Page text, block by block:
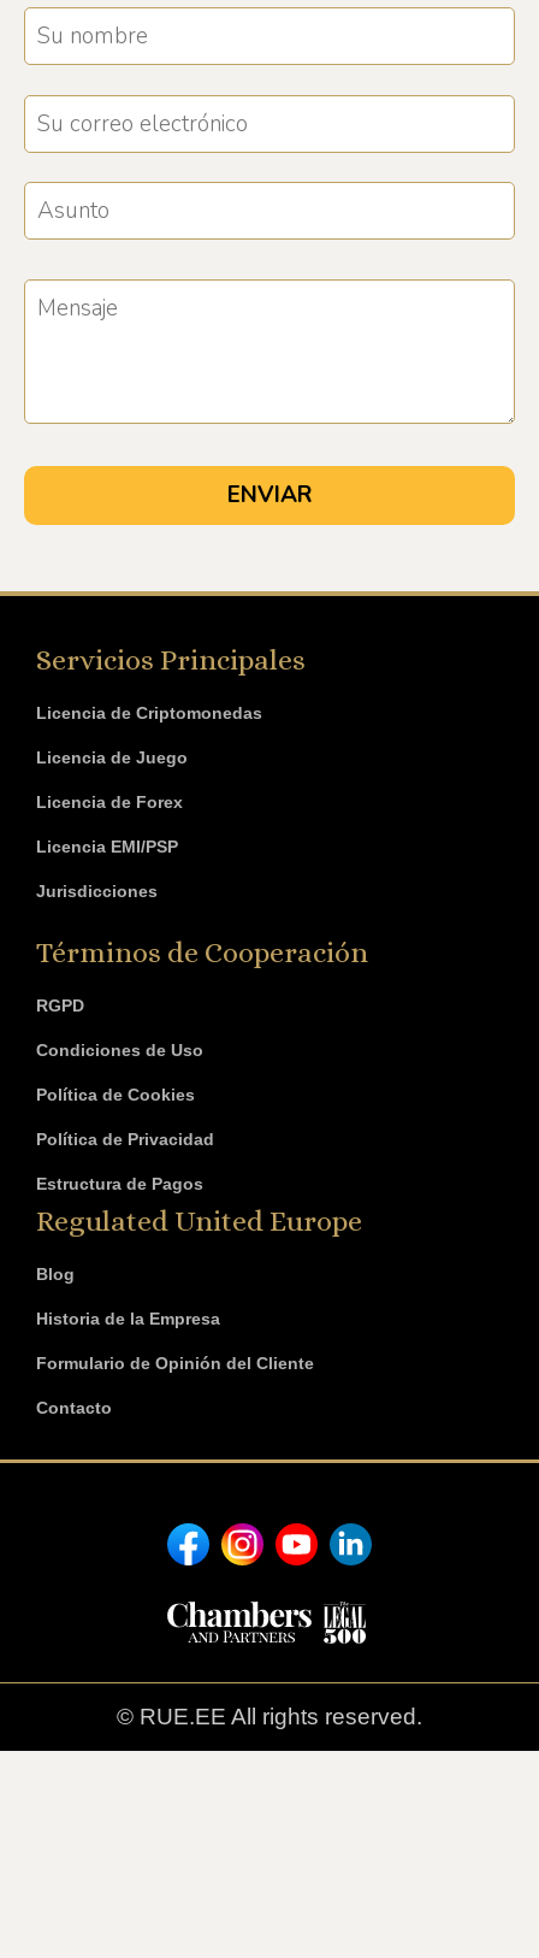
Servicios Principales
Licencia de Criptomonedas
Licencia de Juego
Licencia de Forex
Licencia EMI/PSP
Jurisdicciones
Términos de Cooperación
RGPD
Condiciones de Uso
Política de Cookies
Política de Privacidad
Estructura de Pagos
Regulated United Europe
Blog
Historia de la Empresa
Formulario de Opinión del Cliente
Contacto
© RUE.EE All rights reserved.